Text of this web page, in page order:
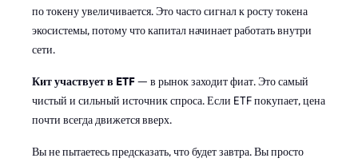
по токену увеличивается. Это часто сигнал к росту токена
экосистемы, потому что капитал начинает работать внутри
сети.
Кит участвует в ETF— в рынок заходит фиат. Это самый
чистый и сильный источник спроса. Если ETF покупает, цена
почти всегда движется вверх.
Вы не пытаетесь предсказать, что будет завтра. Вы просто